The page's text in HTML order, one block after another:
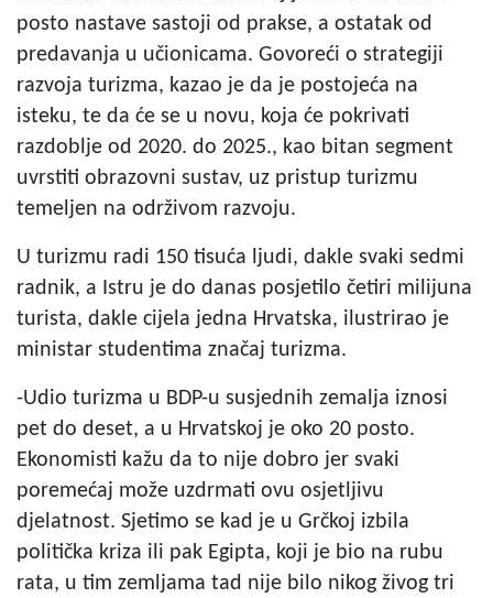
posto nastave sastoji od prakse, a ostatak od
predavanja u učionicama. Govoreći o strategiji
razvoja turizma, kazao je da je postojeća na
isteku, te da će se u novu, koja će pokrivati
razdoblje od 2020. do 2025., kao bitan segment
uvrstiti obrazovni sustav, uz pristup turizmu
temeljen na održivom razvoju.
U turizmu radi 150 tisuća ljudi, dakle svaki sedmi
radnik, a Istru je do danas posjetilo četiri milijuna
turista, dakle cijela jedna Hrvatska, ilustrirao je
ministar studentima značaj turizma.
-Udio turizma u BDP-u susjednih zemalja iznosi
pet do deset, a u Hrvatskoj je oko 20 posto.
Ekonomisti kažu da to nije dobro jer svaki
poremećaj može uzdrmati ovu osjetljivu
djelatnost. Sjetimo se kad je u Grčkoj izbila
politička kriza ili pak Egipta, koji je bio na rubu
rata, u tim zemljama tad nije bilo nikog živog tri